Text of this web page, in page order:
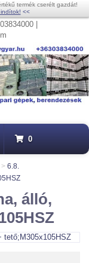
termék cserélt gazdát!
<<
|
0
> 6.8.
álló,